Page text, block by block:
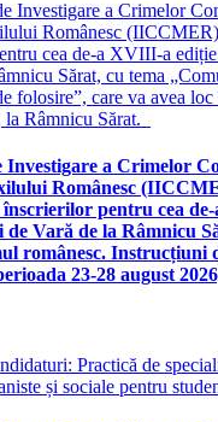
a Crimelor
Românesc
pentru cea
Vară de la Râmnicu
românesc. Instrucțiuni
23-28 august